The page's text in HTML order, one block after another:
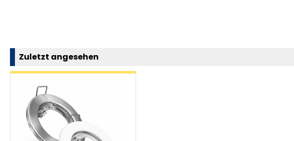
Zuletzt angesehen